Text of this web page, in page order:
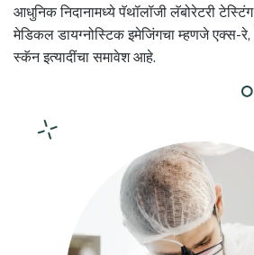
आधुनिक निदानामध्ये पॅथॉलॉजी लॅबोरेटरी
मेडिकल डायग्नोस्टिक इमेजिंगचा म्हणजे एक्स-
स्कॅन इत्यादींचा समावेश आहे.